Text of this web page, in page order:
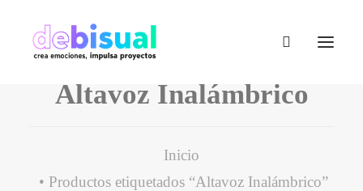
Altavoz Inalámbrico
Inicio
Productos etiquetados “Altavoz Inalámbrico”